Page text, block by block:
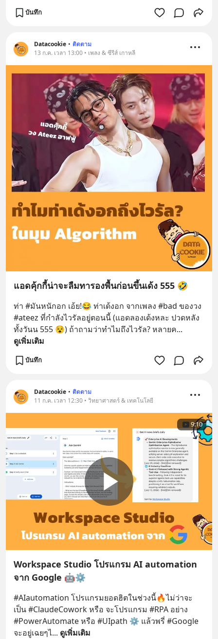
บันทึก
Datacookie • ติดตาม
13 ก.ค. เวลา 13:00 • เพลง & ซีรีส์ เกาหลี
แอดคุ้กกี้น่าจะลืมทารองพื้นก่อนขึ้นเด้ง 555 🤣
ท่า #มันหนักอก เอ้ย!😂 ท่าเด้งอก จากเพลง #bad ของวง
#ateez ที่กำลังไวรัลอยู่ตอนนี้ (แอดลองเด้งหละ ปวดหลัง
ทั้งวันน 555 😵) ถ้าถามว่าทำไมถึงไวรัล? หลายค...
ดูเพิ่มเติม
บันทึก
Datacookie • ติดตาม
11 ก.ค. เวลา 12:30 • วิทยาศาสตร์ & เทคโนโลยี
9:10
Workspace Studio โปรแกรม AI automation
จาก Google 🤖⚙️
#AIautomation โปรแกรมยอดฮิตในช่วงนี้🔥ไม่ว่าจะ
เป็น #ClaudeCowork หรือ จะโปรแกรม #RPA อย่าง
#PowerAutomate หรือ #UIpath ⚙️ แล้วพรี่ #Google
จะอยู่เฉยๆไ... ดูเพิ่มเติม